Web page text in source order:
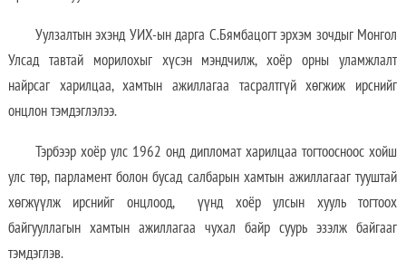
Уулзалтын эхэнд УИХ-ын дарга С.Бямбацогт эрхэм зочдыг Монгол
Улсад тавтай морилохыг хүсэн мэндчилж, хоёр орны уламжлалт
найрсаг харилцаа, хамтын ажиллагаа тасралтгүй хөгжиж ирснийг
онцлон тэмдэглэлээ.
Тэрбээр хоёр улс 1962 онд дипломат харилцаа тогтоосноос хойш
улс төр, парламент болон бусад салбарын хамтын ажиллагааг тууштай
хөгжүүлж ирснийг онцлоод, үүнд хоёр улсын хууль тогтоох
байгууллагын хамтын ажиллагаа чухал байр суурь эзэлж байгааг
тэмдэглэв.